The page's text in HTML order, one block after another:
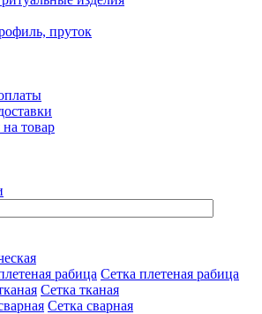
пруток
товар
Сетка плетеная рабица
Сетка тканая
Сетка сварная